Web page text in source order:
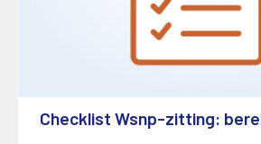
Checklist Wsnp-zitting: